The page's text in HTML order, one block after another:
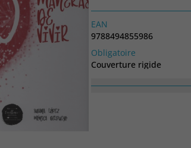
EAN
9788494855986
Obligatoire
Couverture rigide